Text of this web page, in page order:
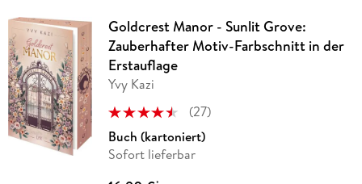
Goldcrest Manor - Sunlit Grove:
Zauberhafter Motiv-Farbschnitt in der
Erstauflage
Yvy Kazi
(27)
Buch (kartoniert)
Sofort lieferbar